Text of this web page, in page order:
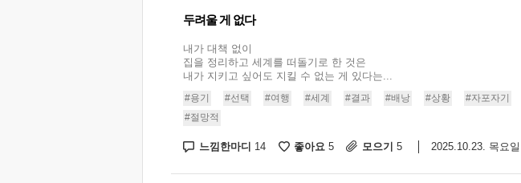
두려울 게 없다
내가 대책 없이
집을 정리하고 세계를 떠돌기로 한 것은
내가 지키고 싶어도 지킬 수 없는 게 있다는...
#용기 #선택 #여행 #세계 #결과 #배낭 #상황 #자포자기
#절망적
느낌한마디 14 좋아요 5 모으기 5 2025.10.23. 목요일